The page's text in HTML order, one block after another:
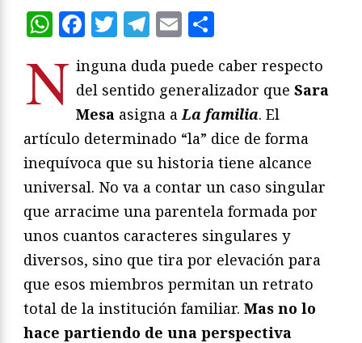
WhatsApp
Facebook
Twitter
Telegram
Email
N inguna duda puede caber respecto
del sentido generalizador que Sara
Mesa asigna aLa familia. El
artículo determinado “la” dice de forma
inequívoca que su historia tiene alcance
universal. No va a contar un caso singular
que arracime una parentela formada por
unos cuantos caracteres singulares y
diversos, sino que tira por elevación para
que esos miembros permitan un retrato
total de la institución familiar. Mas no lo
hace partiendo de una perspectiva